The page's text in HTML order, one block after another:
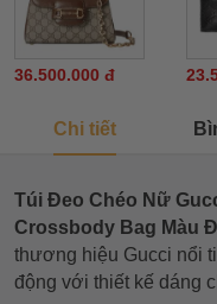
36.500.000 đ
Chi tiết
Túi Đeo Chéo Nữ
Crossbody Bag Màu
thương hiệu Gucci nổi
động với thiết kế dáng